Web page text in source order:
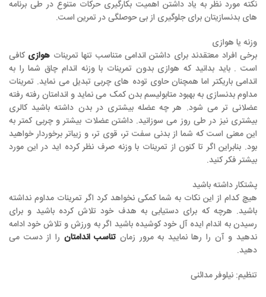
نکته مورد نظر به یاد داشتن اهمیت بکارگیری حرکات متنوع در طی برنامه
های بدنسازیتان برای جلوگیری از بی حوصلگی در تمرین است.
وزنه یا هوازی
برخی افراد معتقدند برای داشتن اندامی متناسب تنها تمرینات هوازی کافی
است . باید بدانید که هوازی بدون تمرینات با وزنه اندام چاق شما را به
اندامی باریکتر اما همچنان حاوی توده های چربی تبدیل می نماید. تمرینات
مداوم بدنسازی به بهبود متابولیسم بدن کمک می نماید و اندامتان رفته رفته
عضلانی تر می شود. هر چه عضله بیشتری در بدن داشته باشید کالری
بیشتری نیز در طی روز می سوزانید. داشتن عضلات بیشتر و چربی کمتر به
این معنی است که شما از بدنی سفت تر، قوی تر، و زیباتر برخوردار خواهید
بود. بنابراین اگر تا کنون از تمرینات با وزنه صرف نظر کرده اید در این مورد
بیشتر فکر کنید.
پشتکار داشته باشید
هیچ کدام از این نکات به شما کمکی نخواهد کرد اگر تمرینات مداوم نداشته
باشید. هرچه که برای دستیابی به هدف خود تلاش کرده باشید و برای
رسیدن به اندام ایده آل خود کوشیده باشید اگر به ورزش و تلاش خود ادامه
ندهید و آن را رها نمایید به مرور زمان تناسب اندامتان را از دست می
دهید.
تنظیم: نیلوفر مدائنی